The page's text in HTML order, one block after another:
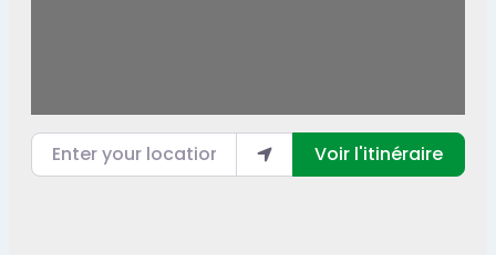
Enter your location
Voir l'itinéraire